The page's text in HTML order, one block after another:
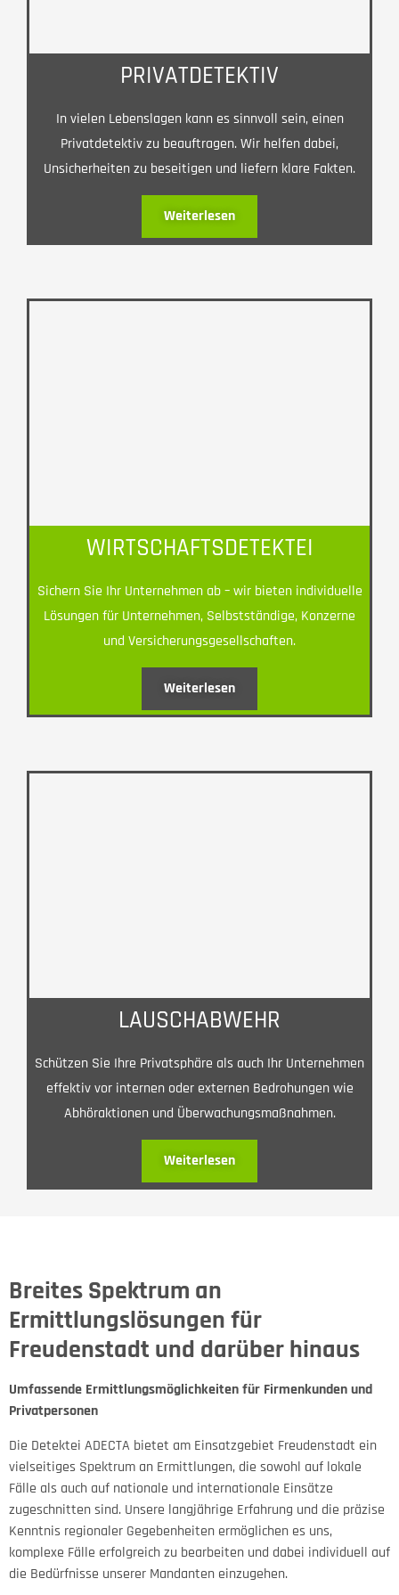
PRIVATDETEKTIV
In vielen Lebenslagen kann es sinnvoll sein, einen
Privatdetektiv zu beauftragen. Wir helfen dabei,
Unsicherheiten zu beseitigen und liefern klare Fakten.
Weiterlesen
WIRTSCHAFTSDETEKTEI
Sichern Sie Ihr Unternehmen ab – wir bieten individuelle
Lösungen für Unternehmen, Selbstständige, Konzerne
und Versicherungsgesellschaften.
Weiterlesen
LAUSCHABWEHR
Schützen Sie Ihre Privatsphäre als auch Ihr Unternehmen
effektiv vor internen oder externen Bedrohungen wie
Abhöraktionen und Überwachungsmaßnahmen.
Weiterlesen
Breites Spektrum an
Ermittlungslösungen für
Freudenstadt und darüber hinaus
Umfassende Ermittlungsmöglichkeiten für Firmenkunden und
Privatpersonen
Die Detektei ADECTA bietet am Einsatzgebiet Freudenstadt ein
vielseitiges Spektrum an Ermittlungen, die sowohl auf lokale
Fälle als auch auf nationale und internationale Einsätze
zugeschnitten sind. Unsere langjährige Erfahrung und die präzise
Kenntnis regionaler Gegebenheiten ermöglichen es uns,
komplexe Fälle erfolgreich zu bearbeiten und dabei individuell auf
die Bedürfnisse unserer Mandanten einzugehen.